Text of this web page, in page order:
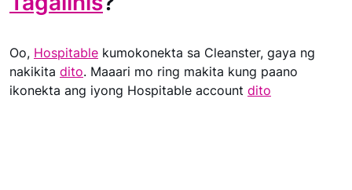
Oo, Hospitable kumokonekta sa Cleanster, gaya ng
nakikita dito. Maaari mo ring makita kung paano
ikonekta ang iyong Hospitable account dito